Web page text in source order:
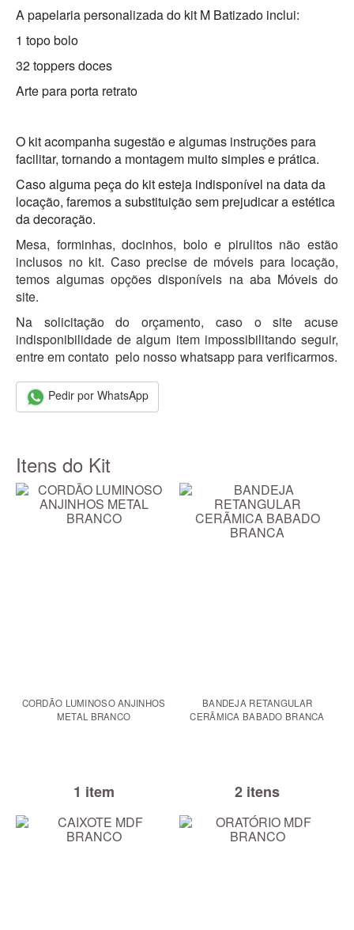
A papelaria personalizada do kit M Batizado inclui:
1 topo bolo
32 toppers doces
Arte para porta retrato
O kit acompanha sugestão e algumas instruções para
facilitar, tornando a montagem muito simples e prática.
Caso alguma peça do kit esteja indisponível na data da
locação, faremos a substituição sem prejudicar a estética
da decoração.
Mesa, forminhas, docinhos, bolo e pirulitos não estão
inclusos no kit. Caso precise de móveis para locação,
temos algumas opções disponíveis na aba Móveis do
site.
Na solicitação do orçamento, caso o site acuse
indisponibilidade de algum item impossibilitando seguir,
entre em contato pelo nosso whatsapp para verificarmos.
Pedir por WhatsApp
Itens do Kit
CORDÃO LUMINOSO ANJINHOS
METAL BRANCO
1 item
BANDEJA RETANGULAR
CERÃMICA BABADO BRANCA
2 itens